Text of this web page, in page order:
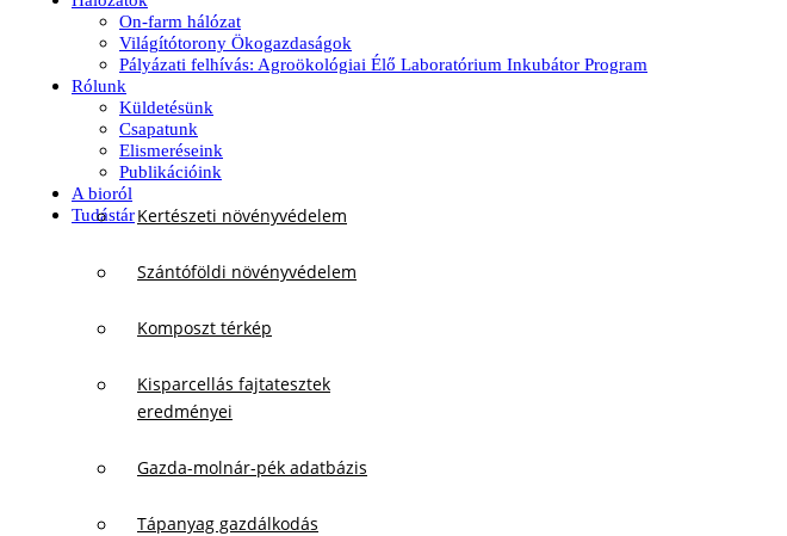
On-farm hálózat
Világítótorony Ökogazdaságok
Pályázati felhívás: Agroökológiai Élő Laboratórium Inkubátor Program
Rólunk
Küldetésünk
Csapatunk
Elismeréseink
Publikációink
A bioról
TudástárKertészeti növényvédelem
Szántóföldi növényvédelem
Komposzt térkép
Kisparcellás fajtatesztek
eredményei
Gazda-molnár-pék adatbázis
Tápanyag gazdálkodás